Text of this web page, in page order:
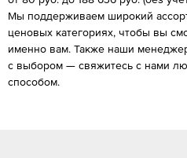
Мы поддерживаем широкий
ценовых категориях, чтобы вы
именно вам. Также наши
с выбором — свяжитесь с нами
способом.